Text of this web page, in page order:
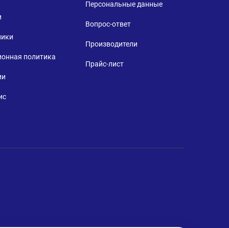
политика
Персональные данные
Вопрос-ответ
Производители
Прайс-лист